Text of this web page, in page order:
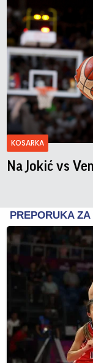
KOSARKA
Na Jokić vs